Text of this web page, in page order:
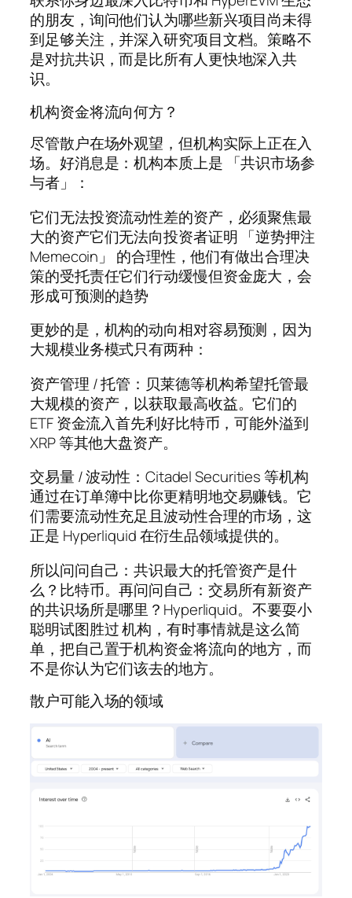
的朋友，询问他们认为哪些新兴项目尚未得
到足够关注，并深入研究项目文档。策略不
是对抗共识，而是比所有人更快地深入共
识。
机构资金将流向何方？
尽管散户在场外观望，但机构实际上正在入
场。好消息是：机构本质上是 「共识市场参
与者」：
它们无法投资流动性差的资产，必须聚焦最
大的资产它们无法向投资者证明 「逆势押注
Memecoin」 的合理性，他们有做出合理决
策的受托责任它们行动缓慢但资金庞大，会
形成可预测的趋势
更妙的是，机构的动向相对容易预测，因为
大规模业务模式只有两种：
资产管理 / 托管：贝莱德等机构希望托管最
大规模的资产，以获取最高收益。它们的
ETF 资金流入首先利好比特币，可能外溢到
XRP 等其他大盘资产。
交易量 / 波动性：Citadel Securities 等机构
通过在订单簿中比你更精明地交易赚钱。它
们需要流动性充足且波动性合理的市场，这
正是 Hyperliquid 在衍生品领域提供的。
所以问问自己：共识最大的托管资产是什
么？比特币。再问问自己：交易所有新资产
的共识场所是哪里？Hyperliquid。不要耍小
聪明试图胜过 机构，有时事情就是这么简
单，把自己置于机构资金将流向的地方，而
不是你认为它们该去的地方。
散户可能入场的领域